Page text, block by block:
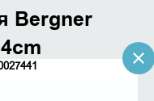
Bergner